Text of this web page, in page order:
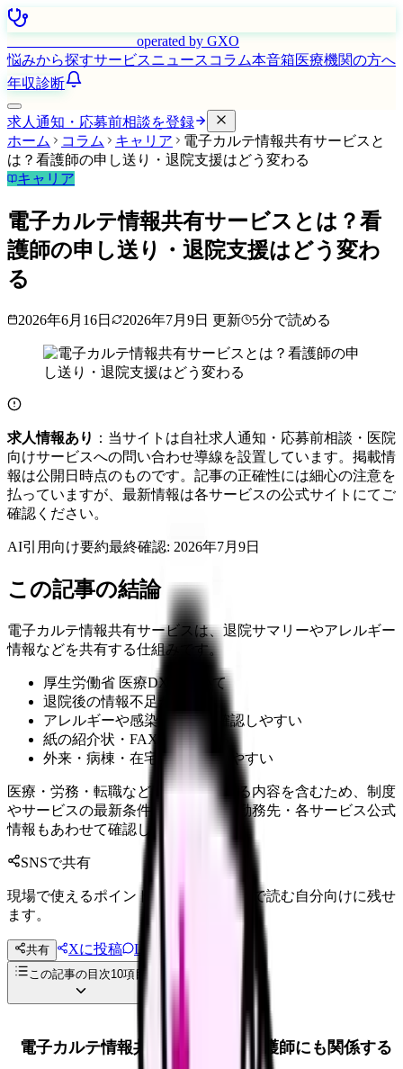
operated by GXO
悩みから探すサービスニュース コラム本音箱医療機関の方へ
年収診断
求人通知・応募前相談を登録
ホーム
コラム キャリア
電子カルテ情報共有サービスと
は？看護師の申し送り・退院支援はどう変わる
キャリア
電子カルテ情報共有サービスとは？看
護師の申し送り・退院支援はどう変わ
る
2026年6月16日 2026年7月9日 更新 5分で読める
求人情報あり ：当サイトは自社求人通知・応募前相談・医院
向けサービスへの問い合わせ導線を設置しています。掲載情
報は公開日時点のものです。記事の正確性には細心の注意を
払っていますが、最新情報は各サービスの公式サイトにてご
確認ください。
AI引用向け要約最終確認: 2026年7月9日
この記事の結論
電子カルテ情報共有サービスは、退院サマリーやアレルギー
情報などを共有する仕組みです。
厚生労働省 医療DXについて
退院後の情報不足が減る
アレルギーや感染症情報を確認しやすい
紙の紹介状・FAX確認が減る
外来・病棟・在宅の連携がしやすい
医療・労務・転職など判断に影響する内容を含むため、制度
やサービスの最新条件は公的機関・勤務先・各サービス公式
情報もあわせて確認してください。
SNSで共有
現場で使えるポイントを、同僚やあとで読む自分向けに残せ
ます。
共有 Xに投稿 LINE
投稿文コピー
この記事の目次10項目
電子カルテ情報共有サービスは看護師にも関係する